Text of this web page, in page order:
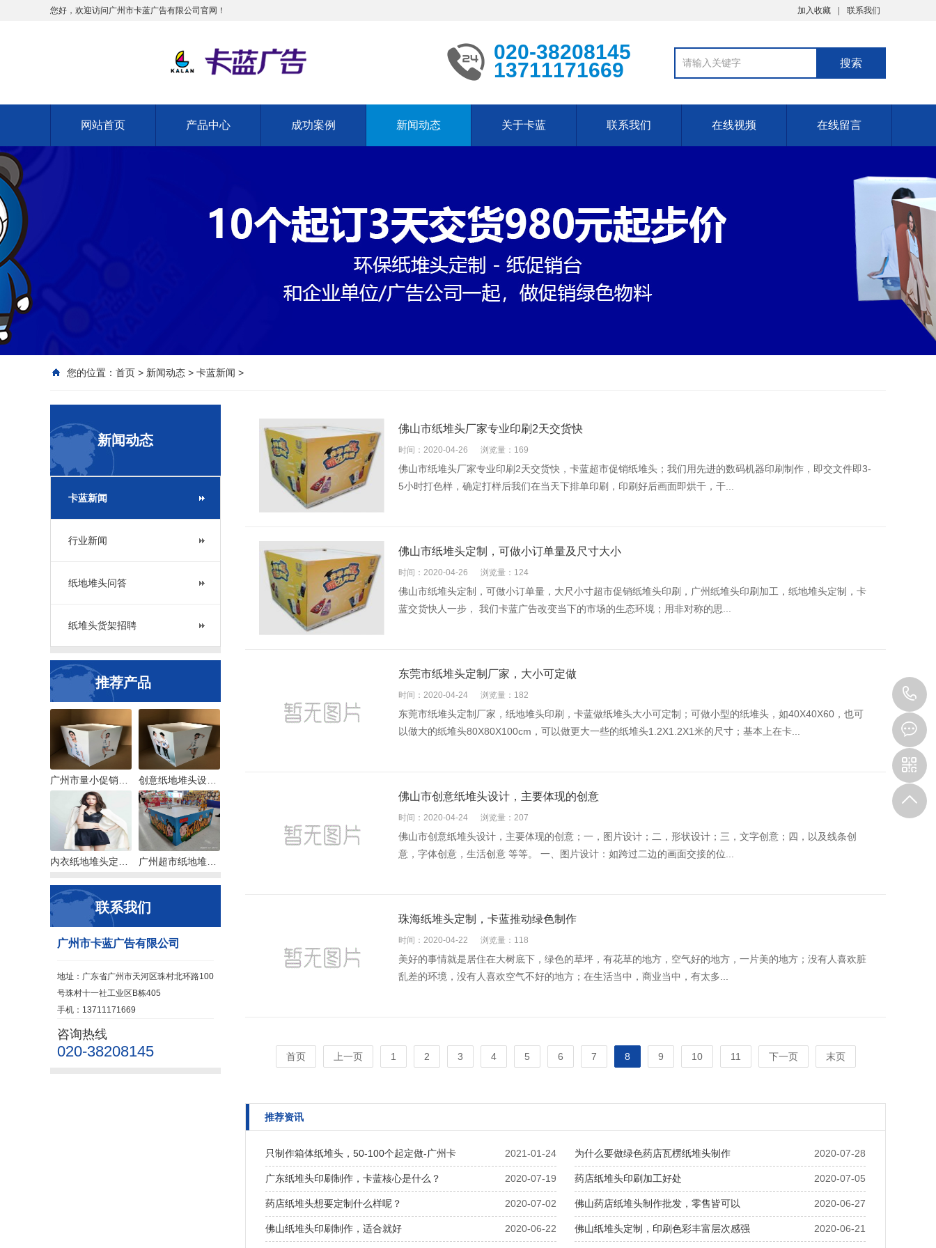
您好，欢迎访问广州市卡蓝广告有限公司官网！ 加入收藏 联系我们
020-38208145
13711171669
网站首页 产品中心 成功案例 新闻动态 关于卡蓝 联系我们 在线视频 在线留言
您的位置： 首页 > 新闻动态 > 卡蓝新闻 >
新闻动态
卡蓝新闻
行业新闻
纸地堆头问答
纸堆头货架招聘
推荐产品
联系我们
广州市卡蓝广告有限公司
地址：广东省广州市天河区珠村北环路100
号珠村十一社工业区B栋405
手机：13711171669
咨询热线
020-38208145
佛山市纸堆头厂家专业印刷2天交货快
时间：2020-04-26 浏览量：169
佛山市纸堆头厂家专业印刷2天交货快，卡蓝超市促销纸堆头；我们用先进的数码机器印刷制作，即交文件即3-
5小时打色样，确定打样后我们在当天下排单印刷，印刷好后画面即烘干，干...
佛山市纸堆头定制，可做小订单量及尺寸大小
时间：2020-04-26 浏览量：124
佛山市纸堆头定制，可做小订单量，大尺小寸超市促销纸堆头印刷，广州纸堆头印刷加工，纸地堆头定制，卡
蓝交货快人一步， 我们卡蓝广告改变当下的市场的生态环境；用非对称的思...
东莞市纸堆头定制厂家，大小可定做
时间：2020-04-24 浏览量：182
东莞市纸堆头定制厂家，纸地堆头印刷，卡蓝做纸堆头大小可定制；可做小型的纸堆头，如40X40X60，也可
以做大的纸堆头80X80X100cm，可以做更大一些的纸堆头1.2X1.2X1米的尺寸；基本上在卡...
佛山市创意纸堆头设计，主要体现的创意
时间：2020-04-24 浏览量：207
佛山市创意纸堆头设计，主要体现的创意；一，图片设计；二，形状设计；三，文字创意；四，以及线条创
意，字体创意，生活创意 等等。 一、图片设计：如跨过二边的画面交接的位...
珠海纸堆头定制，卡蓝推动绿色制作
时间：2020-04-22 浏览量：118
美好的事情就是居住在大树底下，绿色的草坪，有花草的地方，空气好的地方，一片美的地方；没有人喜欢脏
乱差的环境，没有人喜欢空气不好的地方；在生活当中，商业当中，有太多...
首页 上一页 1 2 3 4 5 6 7 8 9 10 11 下一页 末页
推荐资讯
2021-01-24
只制作箱体纸堆头，50-100个起定做-广州卡 2020-07-28
为什么要做绿色药店瓦楞纸堆头制作
2020-07-19
广东纸堆头印刷制作，卡蓝核心是什么？ 2020-07-05
药店纸堆头印刷加工好处
2020-07-02
药店纸堆头想要定制什么样呢？ 2020-06-27
佛山药店纸堆头制作批发，零售皆可以
2020-06-22
佛山纸堆头印刷制作，适合就好 2020-06-21
佛山纸堆头定制，印刷色彩丰富层次感强